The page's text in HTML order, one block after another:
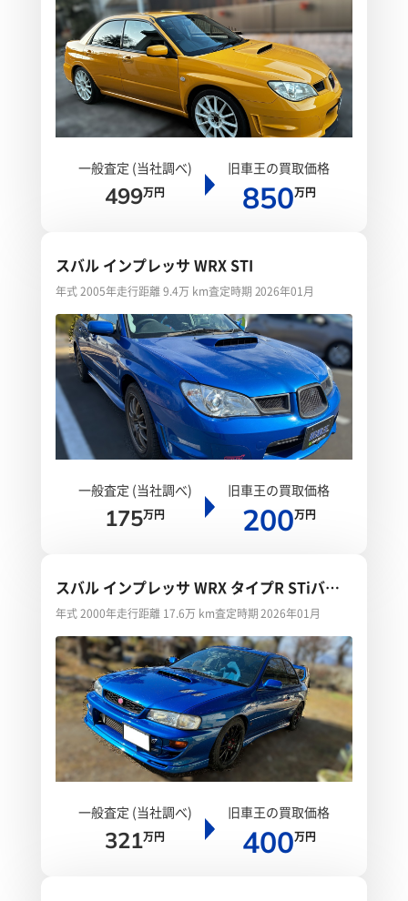
一般査定 (当社調べ)
499万円
旧車王の買取価格
850万円
スバル インプレッサ WRX STI
年式 2005年走行距離 9.4万 km査定時期 2026年01月
一般査定 (当社調べ)
175万円
旧車王の買取価格
200万円
スバル インプレッサ WRX タイプR STiバー
ジョンVI リミテッド
年式 2000年走行距離 17.6万 km査定時期 2026年01月
一般査定 (当社調べ)
321万円
旧車王の買取価格
400万円